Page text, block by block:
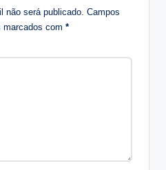
não será publicado. Campos
marcados com *